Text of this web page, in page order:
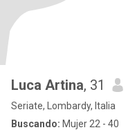
Luca Artina, 31
Seriate, Lombardy, Italia
Buscando: Mujer 22 - 40